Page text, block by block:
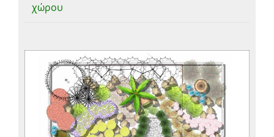
χώρου